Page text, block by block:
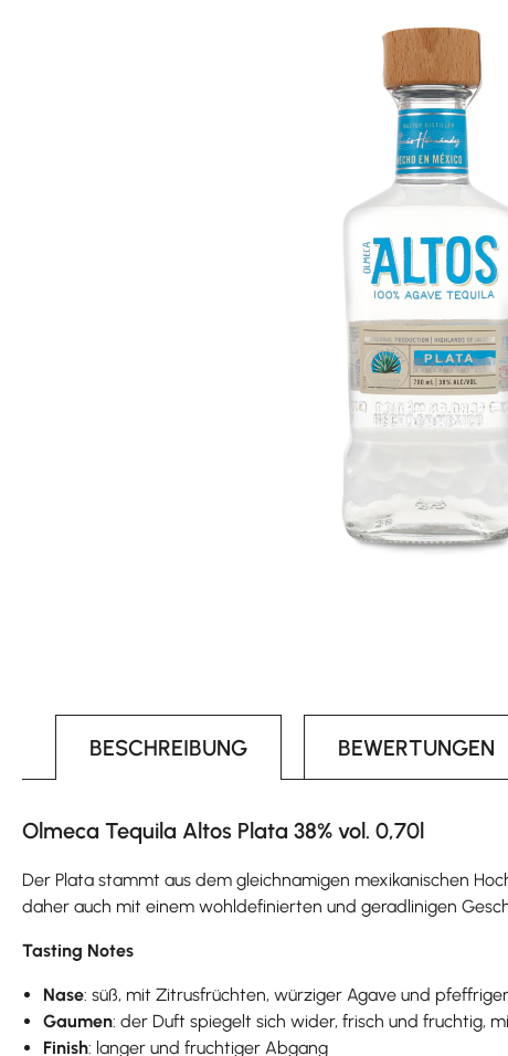
BESCHREIBUNG BEWERTUNGEN
Olmeca Tequila Altos Plata 38% vol. 0,70l
Der Plata stammt aus dem gleichnamigen mexikanischen
daher auch mit einem wohldefinierten und geradlinigen
Tasting Notes
Nase: süß, mit Zitrusfrüchten, würziger Agave und
Gaumen: der Duft spiegelt sich wider, frisch und fruchtig,
Finish: langer und fruchtiger Abgang